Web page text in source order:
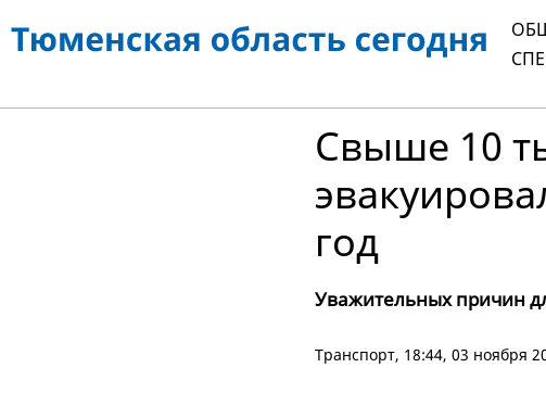
Свыше 10
год
Уважительных причин
Транспорт, 18:44, 03 ноября